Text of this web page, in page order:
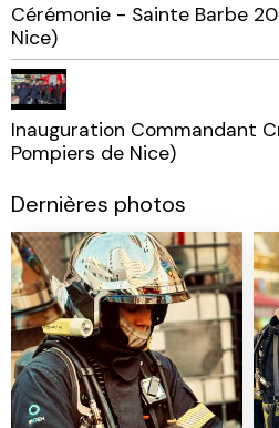
Cérémonie - Sainte Barbe
Nice)
Inauguration Commandant
Pompiers de Nice)
Dernières photos